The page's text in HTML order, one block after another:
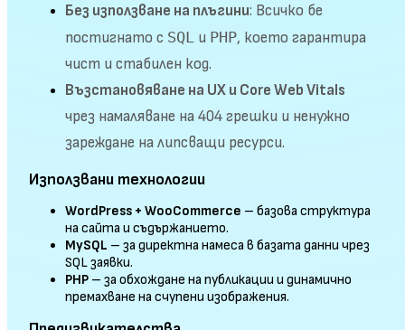
Без използване на плъгини: Всичко бе
постигнато с SQL и PHP, което гарантира
чист и стабилен код.
Възстановяване на UX и Core Web Vitals
чрез намаляване на 404 грешки и ненужно
зареждане на липсващи ресурси.
Използвани технологии
WordPress + WooCommerce – базова структура
на сайта и съдържанието.
MySQL – за директна намеса в базата данни чрез
SQL заявки.
PHP – за обхождане на публикации и динамично
премахване на счупени изображения.